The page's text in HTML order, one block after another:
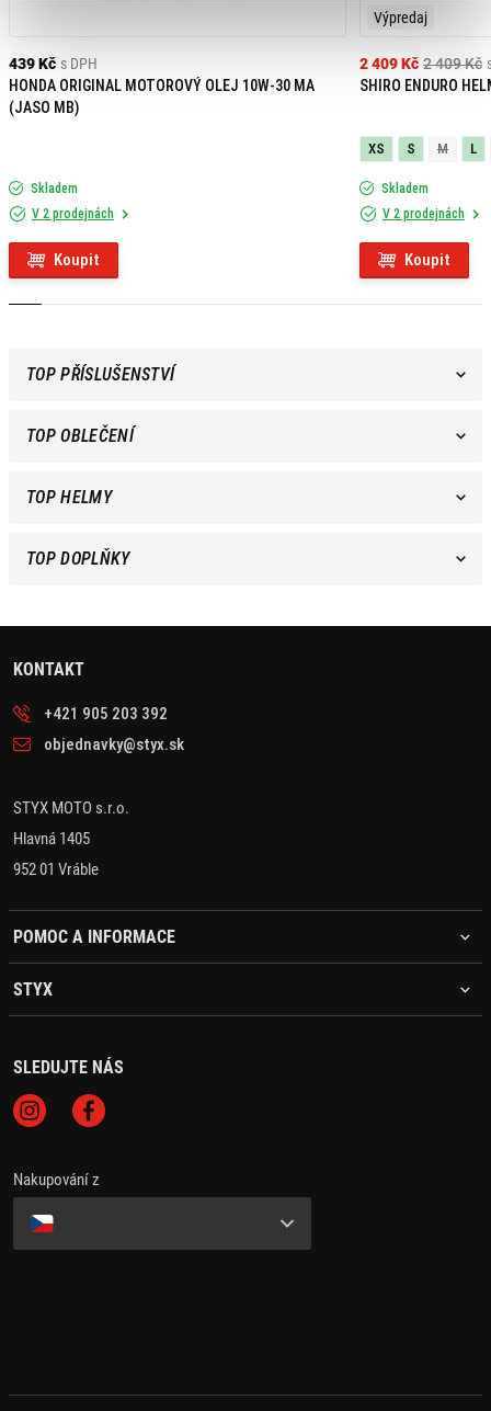
439 Kč s DPH
HONDA ORIGINAL MOTOROVÝ OLEJ 10W-30 MA
(JASO MB)
Skladem
V 2 prodejnách
Koupit
Výpredaj
2 409 Kč
2 409 Kč
SHIRO ENDURO
XS S M L
Skladem
V 2 prodejnách
Koupit
TOP PŘÍSLUŠENSTVÍ
TOP OBLEČENÍ
TOP HELMY
TOP DOPLŇKY
KONTAKT
+421 905 203 392
objednavky@styx.sk
STYX MOTO s.r.o.
Hlavná 1405
952 01 Vráble
POMOC A INFORMACE
STYX
SLEDUJTE NÁS
Nakupování z